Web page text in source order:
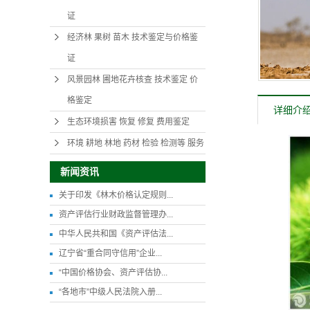
证
经济林 果树 苗木 技术鉴定与价格鉴
证
风景园林 圃地花卉核查 技术鉴定 价
格鉴定
生态环境损害 恢复 修复 费用鉴定
环境 耕地 林地 药材 检验 检测等 服务
新闻资讯
关于印发《林木价格认定规则...
资产评估行业财政监督管理办...
中华人民共和国《资产评估法...
辽宁省“重合同守信用”企业...
“中国价格协会、资产评估协...
“各地市”中级人民法院入册...
详细介